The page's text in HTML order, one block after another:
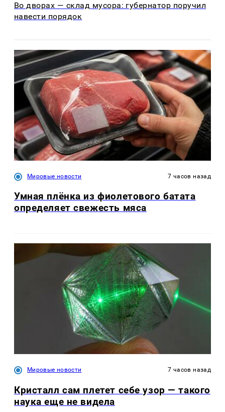
Во дворах — склад мусора: губернатор поручил
навести порядок
Мировые новости 7 часов назад
Умная плёнка из фиолетового батата
определяет свежесть мяса
Мировые новости 7 часов назад
Кристалл сам плетет себе узор — такого
наука еще не видела